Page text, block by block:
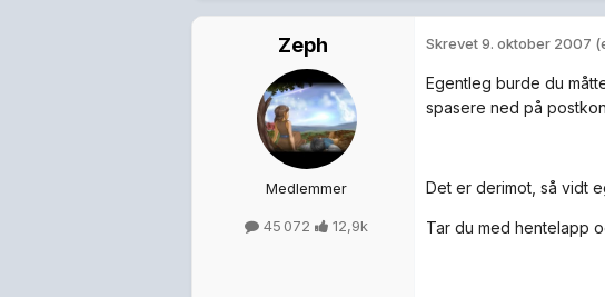
Zeph
Medlemmer
45 072 12,9k
Skrevet9. oktober 2007
Egentleg burde du
spasere ned på
Det er derimot, så vidt
Tar du med hentelapp